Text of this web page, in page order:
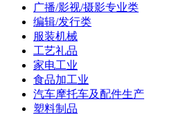
广播/影视/摄影专业类
编辑/发行类
服装机械
工艺礼品
家电工业
食品加工业
汽车摩托车及配件生产
塑料制品